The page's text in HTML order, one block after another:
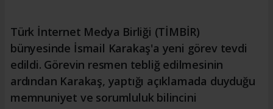
Türk İnternet Medya Birliği (TİMBİR)
bünyesinde İsmail Karakaş'a yeni görev tevdi
edildi. Görevin resmen tebliğ edilmesinin
ardından Karakaş, yaptığı açıklamada duyduğu
memnuniyet ve sorumluluk bilincini